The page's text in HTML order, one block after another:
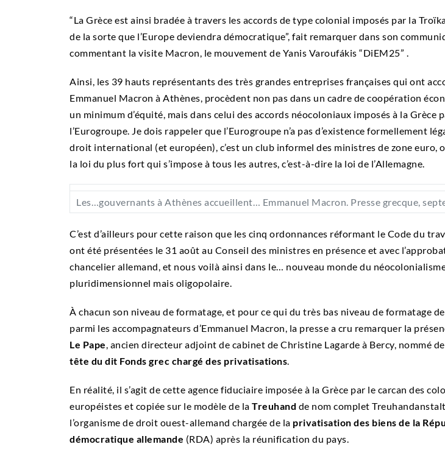
“La Grèce est ainsi bradée à travers les accords de type colonial imposés par la Troïka
de la sorte que l’Europe deviendra démocratique”, fait remarquer dans son
commentant la visite Macron, le mouvement de Yanis Varoufákis “DiEM25” .
Ainsi, les 39 hauts représentants des très grandes entreprises françaises qui ont
Emmanuel Macron à Athènes, procèdent non pas dans un cadre de coopération
un minimum d’équité, mais dans celui des accords néocoloniaux imposés à la Grèce
l’Eurogroupe. Je dois rappeler que l’Eurogroupe n’a pas d’existence formellement
droit international (et européen), c’est un club informel des ministres de zone euro,
la loi du plus fort qui s’impose à tous les autres, c’est-à-dire la loi de l’Allemagne.
Les…gouvernants à Athènes accueillent… Emmanuel Macron. Presse grecque,
C’est d’ailleurs pour cette raison que les cinq ordonnances réformant le Code du
ont été présentées le 31 août au Conseil des ministres en présence et avec
chancelier allemand, et nous voilà ainsi dans le… nouveau monde du
pluridimensionnel mais oligopolaire.
À chacun son niveau de formatage, et pour ce qui du très bas niveau de formatage
parmi les accompagnateurs d’Emmanuel Macron, la presse a cru remarquer la
Le Pape, ancien directeur adjoint de cabinet de Christine Lagarde à Bercy, nommé
tête du dit Fonds grec chargé des privatisations.
En réalité, il s’agit de cette agence fiduciaire imposée à la Grèce par le carcan des
européistes et copiée sur le modèle de la Treuhand de nom complet
l’organisme de droit ouest-allemand chargée de la privatisation des biens de la
démocratique allemande (RDA) après la réunification du pays.